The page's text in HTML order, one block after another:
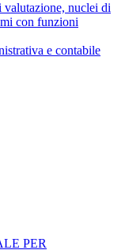
nuclei di
con funzioni
e contabile
PER